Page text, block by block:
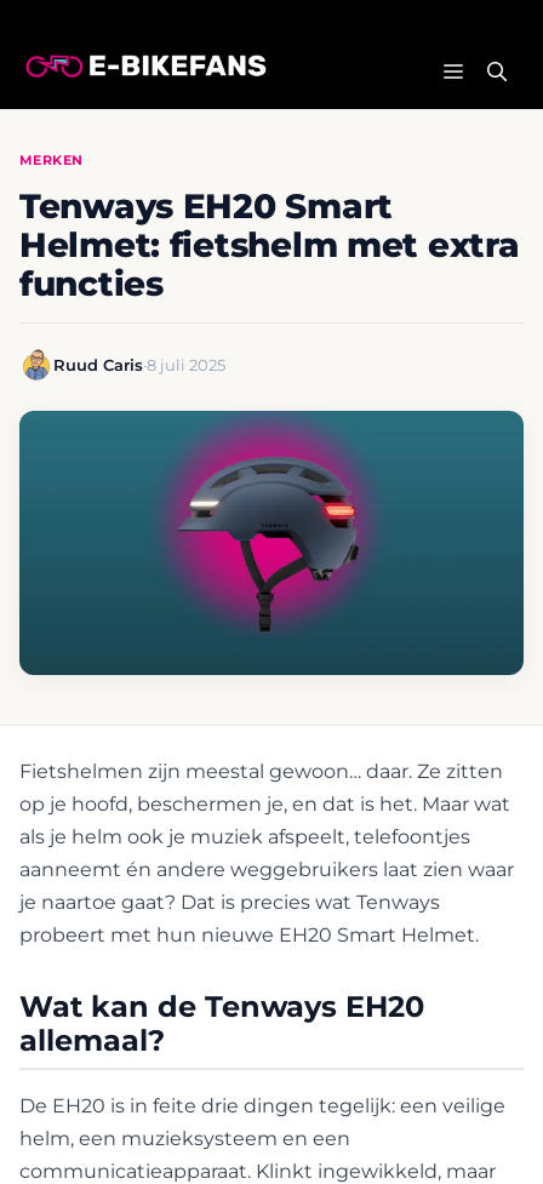
naar
MENU
MERKEN
Tenways EH20 Smart
Helmet: fietshelm met extra
functies
Ruud Caris·8 juli 2025
Fietshelmen zijn meestal gewoon… daar. Ze zitten
op je hoofd, beschermen je, en dat is het. Maar wat
als je helm ook je muziek afspeelt, telefoontjes
aanneemt én andere weggebruikers laat zien waar
je naartoe gaat? Dat is precies wat Tenways
probeert met hun nieuwe EH20 Smart Helmet.
Wat kan de Tenways EH20
allemaal?
De EH20 is in feite drie dingen tegelijk: een veilige
helm, een muzieksysteem en een
communicatieapparaat. Klinkt ingewikkeld, maar